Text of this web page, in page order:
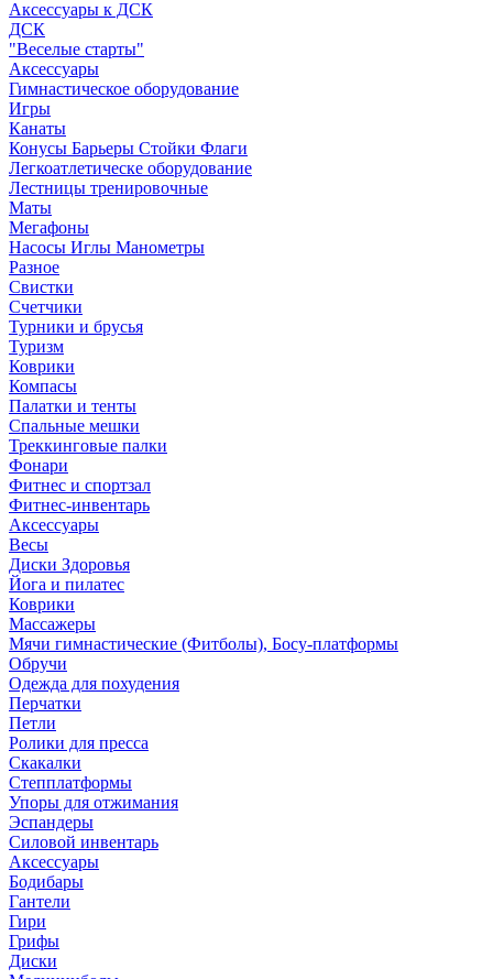
Аксессуары к ДСК
ДСК
"Веселые старты"
Аксессуары
Гимнастическое оборудование
Игры
Канаты
Конусы Барьеры Стойки Флаги
Легкоатлетическе оборудование
Лестницы тренировочные
Маты
Мегафоны
Насосы Иглы Манометры
Разное
Свистки
Счетчики
Турники и брусья
Туризм
Коврики
Компасы
Палатки и тенты
Спальные мешки
Треккинговые палки
Фонари
Фитнес и спортзал
Фитнес-инвентарь
Аксессуары
Весы
Диски Здоровья
Йога и пилатес
Коврики
Массажеры
Мячи гимнастические (Фитболы), Босу-платформы
Обручи
Одежда для похудения
Перчатки
Петли
Ролики для пресса
Скакалки
Степплатформы
Упоры для отжимания
Эспандеры
Силовой инвентарь
Аксессуары
Бодибары
Гантели
Гири
Грифы
Диски